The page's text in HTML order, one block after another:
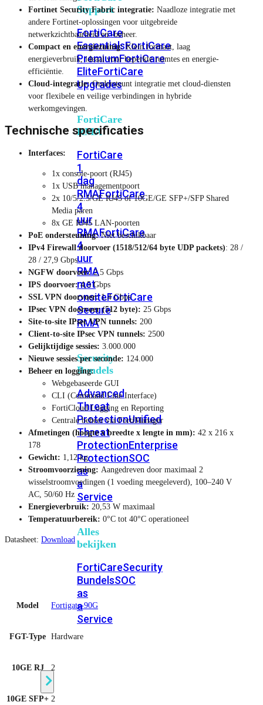
Support
FortiCare
EssentialsFortiCare
PremiumFortiCare
EliteFortiCare
Upgrades
FortiCare
RMA
FortiCare
1
dag
RMAFortiCare
4
uur
RMAFortiCare
4
uur
RMA
met
onsiteFortiCare
Secure
RMA
Security
Bundels
Advanced
Threat
ProtectionUnified
Threat
ProtectionEnterprise
ProtectionSOC
as
a
Service
Alles
bekijken
FortiCareSecurity
BundelsSOC
as
a
Service
Beveiliging
Fortinet Security Fabric integratie: Naadloze integratie met
andere Fortinet-oplossingen voor uitgebreide
netwerkzichtbaarheid en -beheer.
Compact en energiezuinig:Klein formaat, laag
energieverbruik, ideaal voor beperkte ruimtes en energie-
efficiëntie.
Cloud-integratie:Ondersteunt integratie met cloud-diensten
voor flexibele en veilige verbindingen in hybride
werkomgevingen.
Technische specificaties
Interfaces:
1x console-poort (RJ45)
1x USB managementpoort
2x 10/5/2.5/GE RJ45 of 10GE/GE SFP+/SFP Shared
Media paren
8x GE RJ45 LAN-poorten
PoE ondersteuning:Niet beschikbaar
IPv4 Firewall doorvoer (1518/512/64 byte UDP packets): 28 /
28 / 27,9 Gbps
NGFW doorvoer: 2,5 Gbps
IPS doorvoer:4,5 Gbps
SSL VPN doorvoer:1,4 Gbps
IPsec VPN doorvoer (512 byte): 25 Gbps
Site-to-site IPsec VPN tunnels: 200
Client-to-site IPsec VPN tunnels: 2500
Gelijktijdige sessies: 3.000.000
Nieuwe sessies per seconde: 124.000
Beheer en logging:
Webgebaseerde GUI
CLI (Command Line Interface)
FortiCloud Logging en Reporting
Centrale beheer via FortiManager
Afmetingen (hoogte x breedte x lengte in mm): 42 x 216 x
178
Gewicht: 1,12 kg
Stroomvoorziening: Aangedreven door maximaal 2
wisselstroomvoedingen (1 voeding meegeleverd), 100–240 V
AC, 50/60 Hz
Energieverbruik: 20,53 W maximaal
Temperatuurbereik: 0°C tot 40°C operationeel
Datasheet: Download
Model Fortigate-90G
FGT-Type Hardware
10GE RJ 2
10GE SFP+ 2